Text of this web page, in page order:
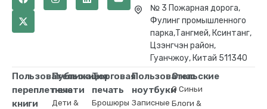
№ 3 Пожарная дорога,
Фулинг промышленного
парка,Тангмей, Ксинтанг,
Цзэнгчэн район,
Гуанчжоу, Китай 511340
Пользовательские
переплетные
книги
Публикация
печати
Дети &
Торговая
печать
Брошюры
Пользовательские
ноутбуки
Записные
О нас
О Синьи
Блоги &